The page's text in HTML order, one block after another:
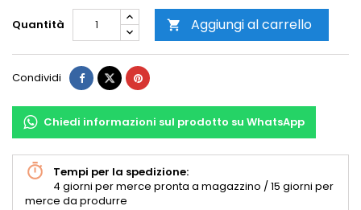
Quantità  Aggiungi al carrello
Condividi
Chiedi informazioni sul prodotto su WhatsApp
Tempi per la spedizione:
4 giorni per merce pronta a magazzino / 15 giorni per
merce da produrre